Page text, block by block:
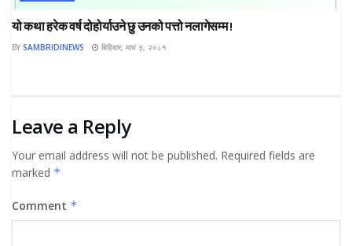
यो कथा हरेक वर्ष दोहोर्याउने छु उनको पत्तो नलागेसम्म !
BY SAMBRIDINEWS बिहिबार, माघ ३, २०८१
Leave a Reply
Your email address will not be published. Required fields are
marked *
Comment *